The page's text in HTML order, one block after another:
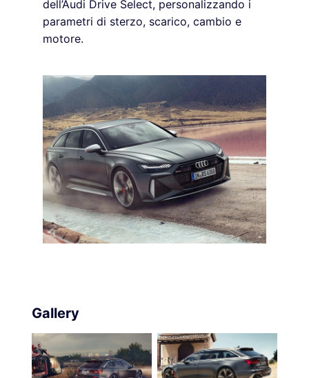
dell’Audi Drive Select, personalizzando i
parametri di sterzo, scarico, cambio e
motore.
Gallery